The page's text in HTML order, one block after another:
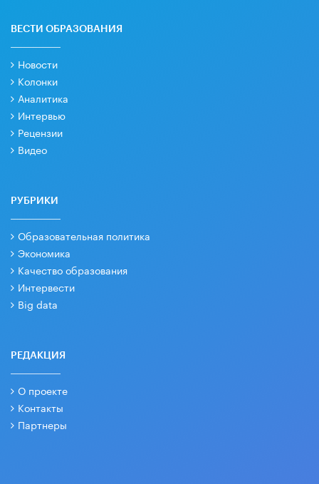
ВЕСТИ ОБРАЗОВАНИЯ
Новости
Колонки
Аналитика
Интервью
Рецензии
Видео
РУБРИКИ
Образовательная политика
Экономика
Качество образования
Интервести
Big data
РЕДАКЦИЯ
О проекте
Контакты
Партнеры